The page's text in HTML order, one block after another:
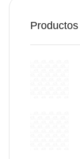
Productos